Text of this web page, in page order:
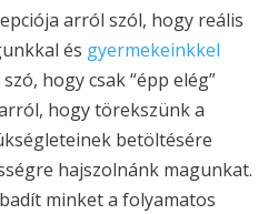
arról szól, hogy reális
és gyermekeinkkel
hogy csak “épp elég”
hogy törekszünk a
betöltésére
hajszolnánk magunkat.
minket a folyamatos